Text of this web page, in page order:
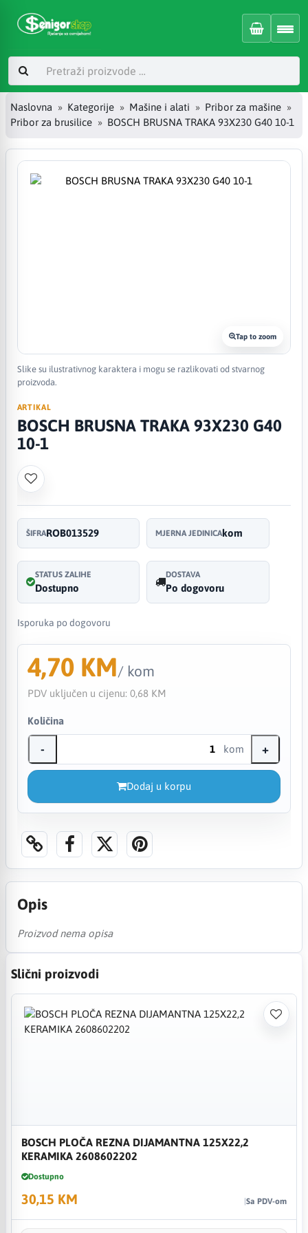
Naslovna Kategorije Mašine i alati
Pribor za mašine
Pribor za brusilice
BOSCH BRUSNA TRAKA 93X230 G40 10-1
Tap to zoom
Slike su ilustrativnog karaktera i mogu se razlikovati od stvarnog
proizvoda.
ARTIKAL
BOSCH BRUSNA TRAKA 93X230 G40
10-1
ŠIFRAROB013529 MJERNA JEDINICAkom
STATUS ZALIHE
Dostupno
DOSTAVA
Po dogovoru
Isporuka po dogovoru
4,70 KM/ kom
PDV uključen u cijenu: 0,68 KM
Količina
- kom +
Dodaj u korpu
Opis
Proizvod nema opisa
Slični proizvodi
BOSCH PLOČA REZNA DIJAMANTNA 125X22,2
KERAMIKA 2608602202
Dostupno
30,15 KM Sa PDV-om